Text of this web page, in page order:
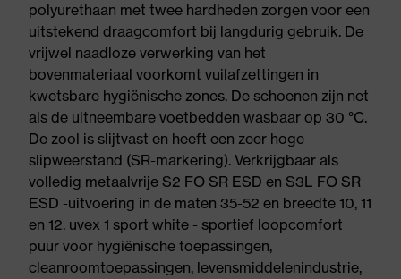
polyurethaan met twee hardheden zorgen voor een
uitstekend draagcomfort bij langdurig gebruik. De
vrijwel naadloze verwerking van het
bovenmateriaal voorkomt vuilafzettingen in
kwetsbare hygiënische zones. De schoenen zijn net
als de uitneembare voetbedden wasbaar op 30 °C.
De zool is slijtvast en heeft een zeer hoge
slipweerstand (SR-markering). Verkrijgbaar als
volledig metaalvrije S2 FO SR ESD en S3L FO SR
ESD -uitvoering in de maten 35-52 en breedte 10, 11
en 12. uvex 1 sport white - sportief loopcomfort
puur voor hygiënische toepassingen,
cleanroomtoepassingen, levensmiddelenindustrie,